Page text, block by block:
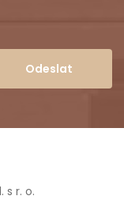
Odeslat
s r. o.